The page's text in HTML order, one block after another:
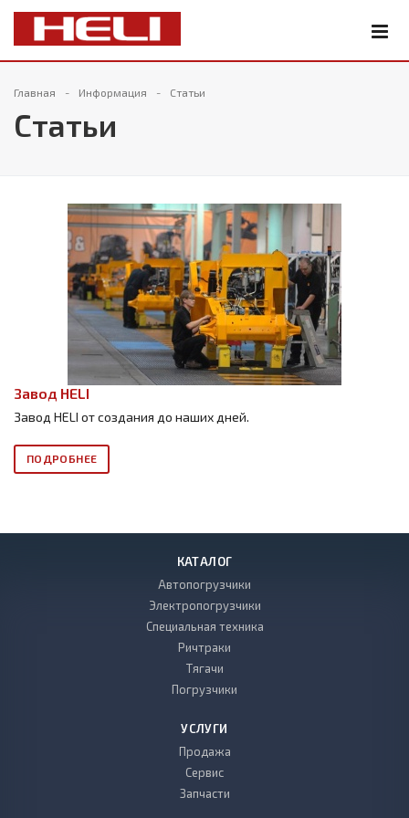
Главная Информация Статьи
Статьи
Завод HELI
Завод HELI от создания до наших дней.
ПОДРОБНЕЕ
КАТАЛОГ
Автопогрузчики
Электропогрузчики
Специальная техника
Ричтраки
Тягачи
Погрузчики
УСЛУГИ
Продажа
Сервис
Запчасти